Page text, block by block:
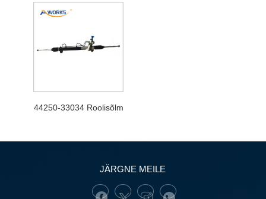
44250-33034 Roolisõlm
JÄRGNE MEILE